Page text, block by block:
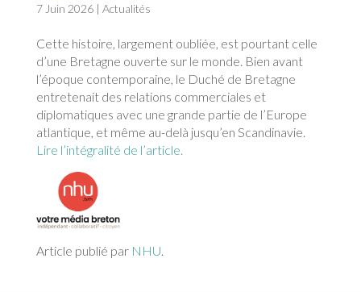
7 Juin 2026| Actualités
Cette histoire, largement oubliée, est pourtant celle
d’une Bretagne ouverte sur le monde. Bien avant
l’époque contemporaine, le Duché de Bretagne
entretenait des relations commerciales et
diplomatiques avec une grande partie de l’Europe
atlantique, et même au-delà jusqu’en Scandinavie.
Lire l’intégralité de l’article.
Article publié par NHU